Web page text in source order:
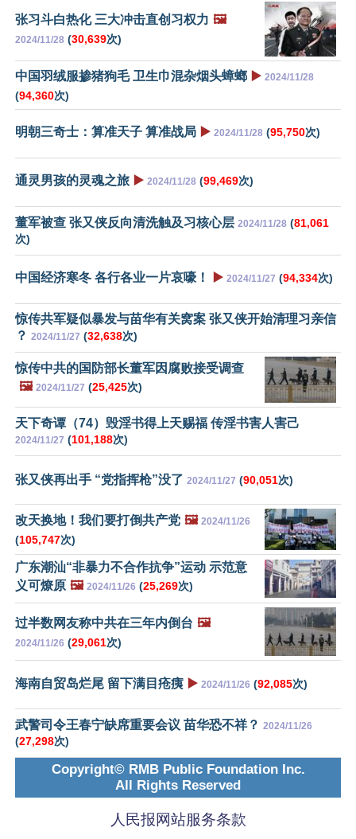
张习斗白热化 三大冲击直创习权力 🖼️
2024/11/28 (30,639次)
中国羽绒服掺猪狗毛 卫生巾混杂烟头蟑螂 ▶️ 2024/11/28
(94,360次)
明朝三奇士：算准天子 算准战局 ▶️ 2024/11/28 (95,750次)
通灵男孩的灵魂之旅 ▶️ 2024/11/28 (99,469次)
董军被查 张又侠反向清洗触及习核心层 2024/11/28 (81,061
次)
中国经济寒冬 各行各业一片哀嚎！ ▶️ 2024/11/27 (94,334次)
惊传共军疑似暴发与苗华有关窝案 张又侠开始清理习亲信
？ 2024/11/27 (32,638次)
惊传中共的国防部长董军因腐败接受调查
🖼️ 2024/11/27 (25,425次)
天下奇谭（74）毁淫书得上天赐福 传淫书害人害己
2024/11/27 (101,188次)
张又侠再出手 “党指挥枪”没了 2024/11/27 (90,051次)
改天换地！我们要打倒共产党 🖼️ 2024/11/26
(105,747次)
广东潮汕“非暴力不合作抗争”运动 示范意
义可燎原 🖼️ 2024/11/26 (25,269次)
过半数网友称中共在三年内倒台 🖼️
2024/11/26 (29,061次)
海南自贸岛烂尾 留下满目疮痍 ▶️ 2024/11/26 (92,085次)
武警司令王春宁缺席重要会议 苗华恐不祥？ 2024/11/26
(27,298次)
Copyright© RMB Public Foundation Inc.
All Rights Reserved
人民报网站服务条款